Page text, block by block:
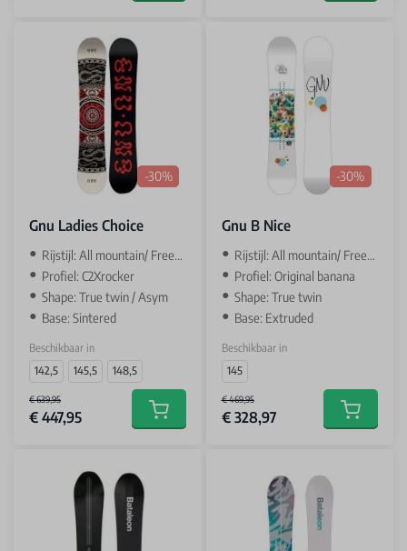
-30%
Gnu Ladies Choice
Rijstijl: All mountain/ Freestyle / Park
Profiel: C2Xrocker
Shape: True twin / Asym
Base: Sintered
Beschikbaar in
142,5
145,5 148,5
€ 639,95
€ 447,95 Add to cart
-30%
Gnu B Nice
Rijstijl: All mountain/ Freestyle / Park
Profiel: Original banana
Shape: True twin
Base: Extruded
Beschikbaar in
145
€ 469,95
€ 328,97 Add to